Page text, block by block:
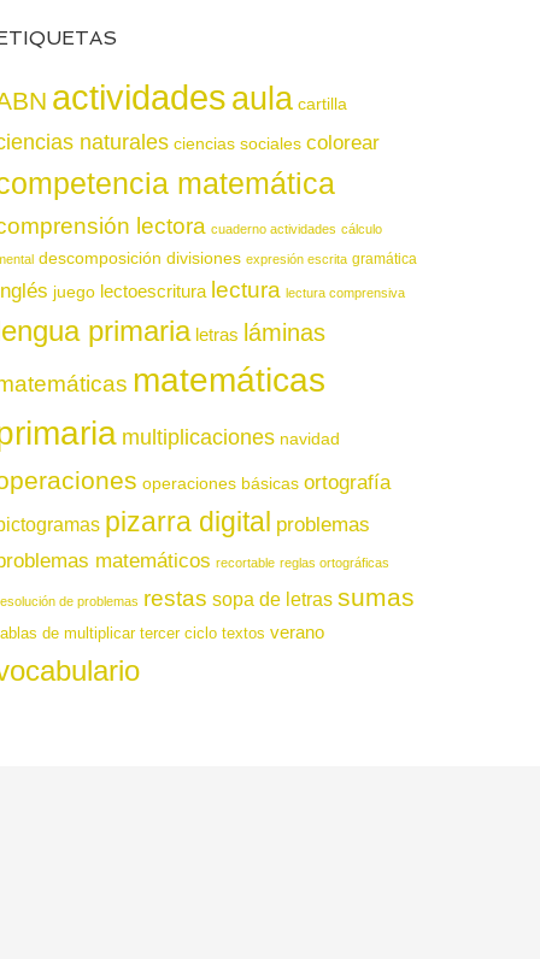
actividadesaula cartilla
naturales ciencias sociales colorear
matemática
lectora cuaderno actividades cálculo
descomposición divisiones expresión escrita gramática
juego lectoescritura lectura lectura comprensiva
primaria letras láminas
matemáticas
multiplicaciones navidad
operaciones básicas ortografía
pizarra digital problemas
matemáticos recortable reglas ortográficas
de problemas restas sopa de letras sumas
de multiplicar tercer ciclo textos verano